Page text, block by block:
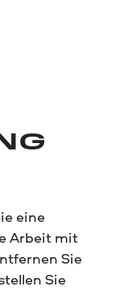
eine
Arbeit mit
Sie
Sie